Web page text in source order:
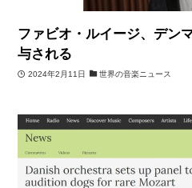
ファビオ・ルイージ、デン
与される
2024年2月11日 世界の音楽ニュース